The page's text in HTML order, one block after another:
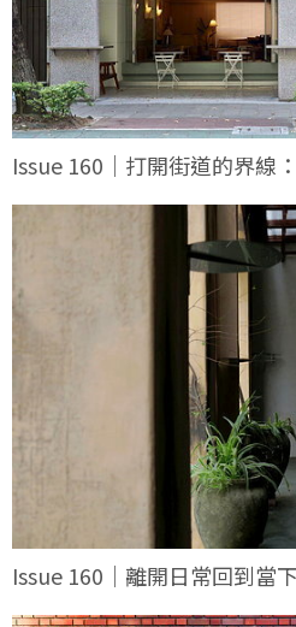
Issue 160｜打開街道的界線
Issue 160｜離開日常回到當